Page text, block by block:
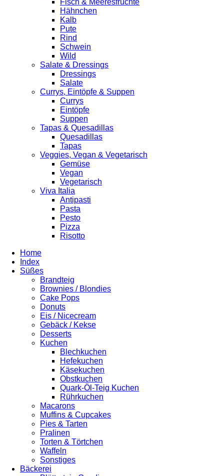
Fisch & Meeresfrüchte
Hähnchen
Kalb
Pute
Rind
Schwein
Wild
Salate & Dressings
Dressings
Salate
Currys, Eintöpfe & Suppen
Currys
Eintöpfe
Suppen
Tapas & Quesadillas
Quesadillas
Tapas
Veggies, Vegan & Vegetarisch
Gemüse
Vegan
Vegetarisch
Viva Italia
Antipasti
Pasta
Pesto
Pizza
Risotto
Home
Index
Süßes
Brandteig
Brownies / Blondies
Cake Pops
Donuts
Eis / Nicecream
Gebäck / Kekse
Desserts
Kuchen
Blechkuchen
Hefekuchen
Käsekuchen
Obstkuchen
Quark-Öl-Teig Kuchen
Rührkuchen
Macarons
Muffins & Cupcakes
Pies & Tarten
Pralinen
Torten & Törtchen
Waffeln
Sonstiges
Bäckerei